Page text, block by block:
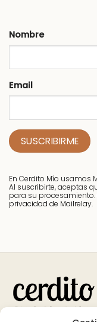
Nombre
Email
En Cerdito Mío usamos
Al suscribirte, aceptas
para su procesamiento.
privacidad de Mailrelay.